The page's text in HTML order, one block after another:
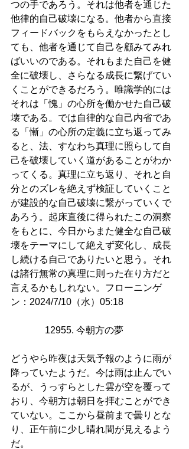
つの手であろう。それは他者を通じた
他律的自己破壊になる。他者から直接
フィードバックをもらえなかったとし
ても、他者を通じて自己を顧みてみれ
ばいいのである。それもまた自己を健
全に破壊し、さらなる成長に繋げてい
くことができるだろう。唯識学的には
それは「愧」の心所を働かせた自己破
壊である。では自律的な自己内省であ
る「慚」の心所の定義に立ち返ってみ
ると、法、すなわち真理に照らして自
己を破壊していく道があることがわか
ってくる。真理に立ち返り、それと自
分とのズレを絶えず検証していくこと
が建設的な自己破壊に繋がっていくで
あろう。起床直後に得られたこの洞察
をもとに、今日からまた健全な自己破
壊をテーマにして絶えず変化し、成長
し続ける自己でありたいと思う。それ
は諸行無常の真理に則った在り方だと
言えるかもしれない。フローニンゲ
ン：2024/7/10（水）05:18
12955. 今朝方の夢
どうやら昨夜は天気予報のように雨が
降っていたようだ。今は雨は止んでい
るが、うっすらとした雲が空を覆って
おり、今朝方は朝日を拝むことができ
ていない。ここから昼前まで曇りとな
り、正午前に少し晴れ間が見えるよう
だ。